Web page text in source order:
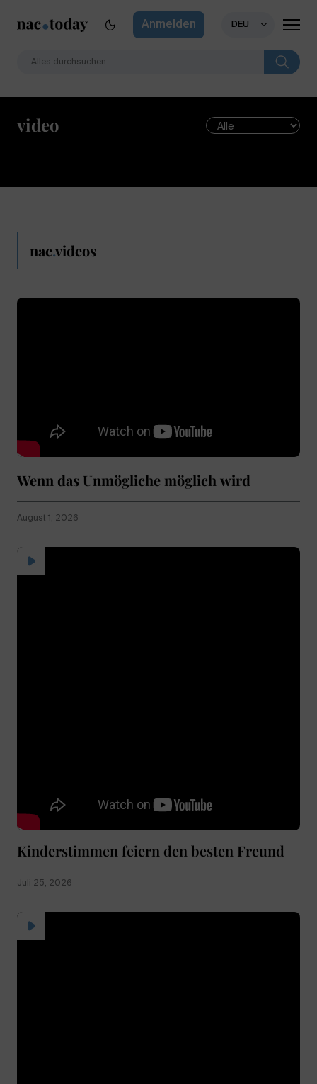
Anmelden DEU
video
nac.videos
Wenn das Unmögliche möglich wird
August 1, 2026
Kinderstimmen feiern den besten Freund
Juli 25, 2026